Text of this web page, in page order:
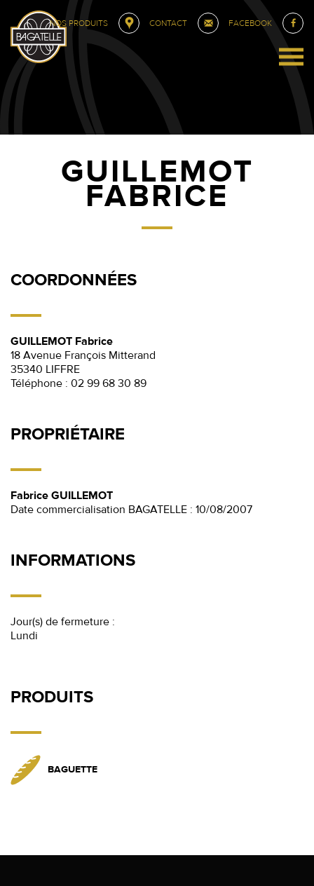
NOS PRODUITS CONTACT FACEBOOK
GUILLEMOT
FABRICE
PRODUITS
BAGUETTE
COORDONNÉES
GUILLEMOT Fabrice
18 Avenue François Mitterand
35340 LIFFRE
Téléphone : 02 99 68 30 89
PROPRIÉTAIRE
Fabrice GUILLEMOT
Date commercialisation BAGATELLE : 10/08/2007
INFORMATIONS
Jour(s) de fermeture :
Lundi